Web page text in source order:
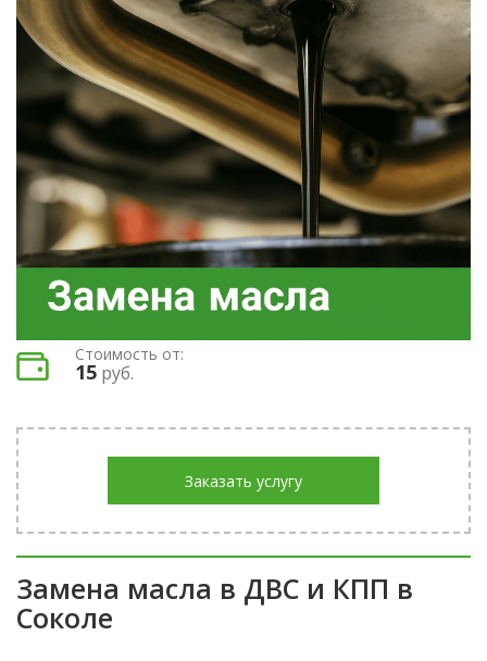
Стоимость от:
15 руб.
Заказать услугу
Замена масла в ДВС и КПП в
Соколе